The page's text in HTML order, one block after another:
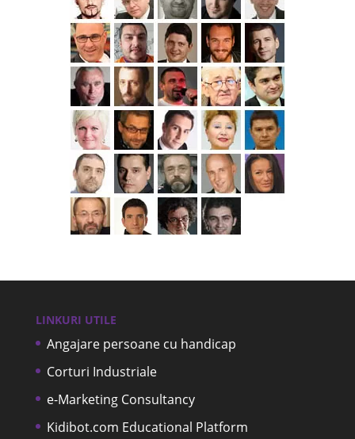
LINKURI UTILE
Angajare persoane cu handicap
Corturi Industriale
e-Marketing Consultancy
Kidibot.com Educational Platform